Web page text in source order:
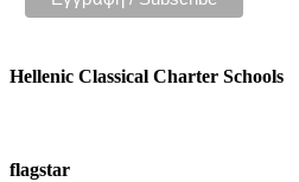
Hellenic Classical Charter Schools
flagstar